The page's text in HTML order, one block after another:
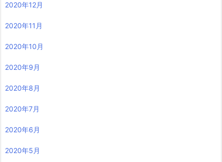
2020年12月
2020年11月
2020年10月
2020年9月
2020年8月
2020年7月
2020年6月
2020年5月